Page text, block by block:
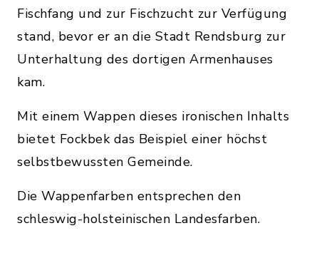
Fischfang und zur Fischzucht zur Verfügung
stand, bevor er an die Stadt Rendsburg zur
Unterhaltung des dortigen Armenhauses
kam.
Mit einem Wappen dieses ironischen Inhalts
bietet Fockbek das Beispiel einer höchst
selbstbewussten Gemeinde.
Die Wappenfarben entsprechen den
schleswig-holsteinischen Landesfarben.